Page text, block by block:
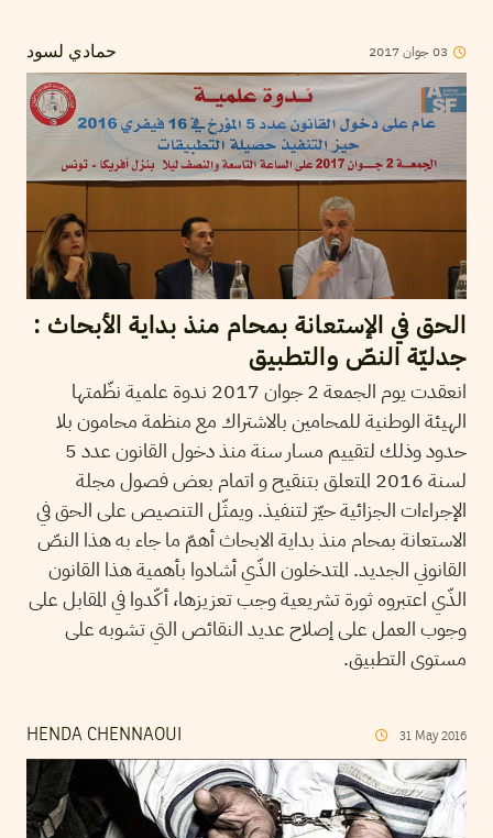
حمادي لسود 03جوان2017
الحق في الإستعانة بمحام منذ بداية الأبحاث :
جدليّة النصّ والتطبيق
انعقدت يوم الجمعة 2 جوان 2017 ندوة علمية نظّمتها
الهيئة الوطنية للمحامين بالاشتراك مع منظمة محامون بلا
حدود وذلك لتقييم مسار سنة منذ دخول القانون عدد 5
لسنة 2016 المتعلق بتنقيح و اتمام بعض فصول مجلة
الإجراءات الجزائية حيّز لتنفيذ. ويمثّل التنصيص على الحق في
الاستعانة بمحام منذ بداية الابحاث أهمّ ما جاء به هذا النصّ
القانوني الجديد. المتدخلون الذّي أشادوا بأهمية هذا القانون
الذّي اعتبروه ثورة تشريعية وجب تعزيزها، أكّدوا في المقابل على
وجوب العمل على إصلاح عديد النقائص التي تشوبه على
مستوى التطبيق.
HENDA CHENNAOUI 31 May 2016